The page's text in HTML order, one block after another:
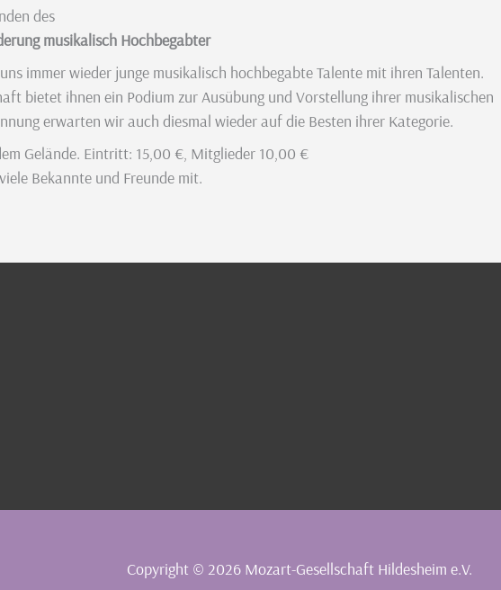
des
musikalisch Hochbegabter
immer wieder junge musikalisch hochbegabte Talente mit ihren Talenten.
bietet ihnen ein Podium zur Ausübung und Vorstellung ihrer musikalischen
erwarten wir auch diesmal wieder auf die Besten ihrer Kategorie.
Gelände. Eintritt: 15,00 €, Mitglieder 10,00 €
Bekannte und Freunde mit.
Copyright © 2026 Mozart-Gesellschaft Hildesheim e.V.